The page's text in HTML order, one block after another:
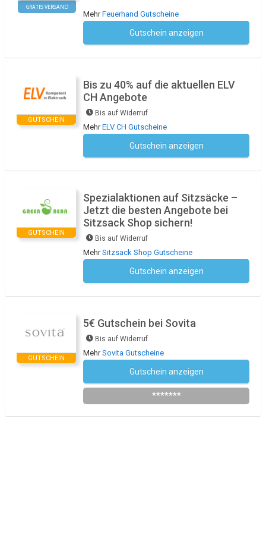
GRATIS VERSAND
MehrFeuerhand Gutscheine
Gutschein anzeigen
GUTSCHEIN
Bis zu 40% auf die aktuellen ELV
CH Angebote
Bis auf Widerruf
MehrELV CH Gutscheine
Gutschein anzeigen
GUTSCHEIN
Spezialaktionen auf Sitzsäcke –
Jetzt die besten Angebote bei
Sitzsack Shop sichern!
Bis auf Widerruf
MehrSitzsack Shop Gutscheine
Gutschein anzeigen
GUTSCHEIN
5€ Gutschein bei Sovita
Bis auf Widerruf
MehrSovita Gutscheine
Gutschein anzeigen
*******